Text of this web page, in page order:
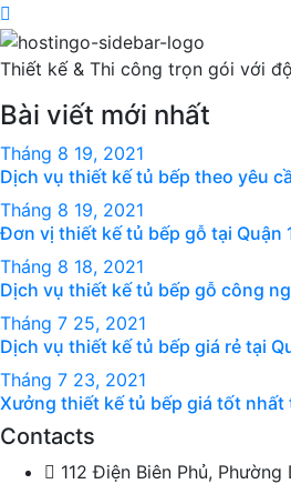
Thiết kế & Thi công trọn gói với
Bài viết mới nhất
Tháng 8 19, 2021
Dịch vụ thiết kế tủ bếp theo yêu
Tháng 8 19, 2021
Đơn vị thiết kế tủ bếp gỗ tại Quận
Tháng 8 18, 2021
Dịch vụ thiết kế tủ bếp gỗ công
Tháng 7 25, 2021
Dịch vụ thiết kế tủ bếp giá rẻ tại
Tháng 7 23, 2021
Xưởng thiết kế tủ bếp giá tốt nhất
Contacts
112 Điện Biên Phủ,